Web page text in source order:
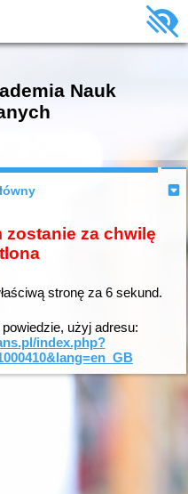
Nauk
zostanie za chwilę
stronę za 6sekund.
użyj adresu:
index.php?